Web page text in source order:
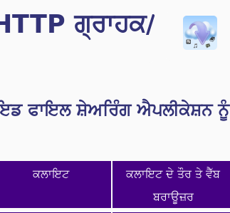
ਗ੍ਰਾਹਕ/
ਫਾਇਲ ਸ਼ੇਅਰਿੰਗ ਐਪਲੀਕੇਸ਼ਨ ਨੂੰ
ਕਲਾਇਟ
ਕਲਾਇਟ ਦੇ ਤੌਰ ਤੇ ਵੈੱਬ
ਬਰਾਊਜ਼ਰ